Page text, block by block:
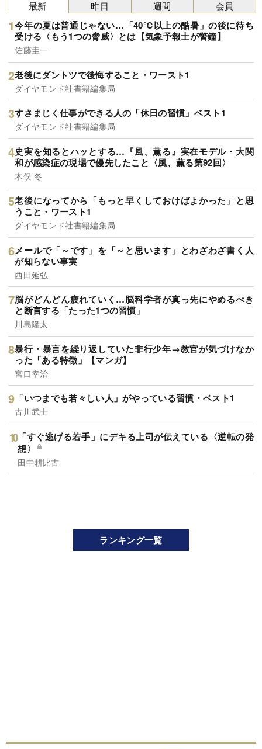
最新
今年の夏は普通じゃない…「40℃以上の酷暑」の後に待ち
受ける〈もう1つの脅威〉とは【気象予報士が警鐘】
佐藤圭一
老後にダントツで後悔すること・ワースト1
ダイヤモンド社書籍編集局
すさまじく仕事ができる人の「休日の習慣」ベスト1
ダイヤモンド社書籍編集局
史実を知るとハッとする…『風、薫る』実在モデル・大関
和が感染症の現場で優先したこと〈風、薫る第92回〉
木俣 冬
老後になってから「もっと早くしておけばよかった」と思
うこと・ワースト1
ダイヤモンド社書籍編集局
メールで「～です」を「～と思います」とわざわざ書く人
が知らない事実
西田延弘
脳がどんどん疲れていく…脳科学者が真っ先にやめるべき
と断言する「たった1つの習慣」
川島隆太
暴行・暴言を繰り返していた非行少年→教官が気づけなか
った「ある特徴」【マンガ】
宮口幸治
「いつまでも若々しい人」がやっている習慣・ベスト1
古川武士
「すぐ逃げる若手」にデキる上司が伝えている〈逆転の発
想〉
田中耕比古
昨日 週間 会員
ランキング一覧